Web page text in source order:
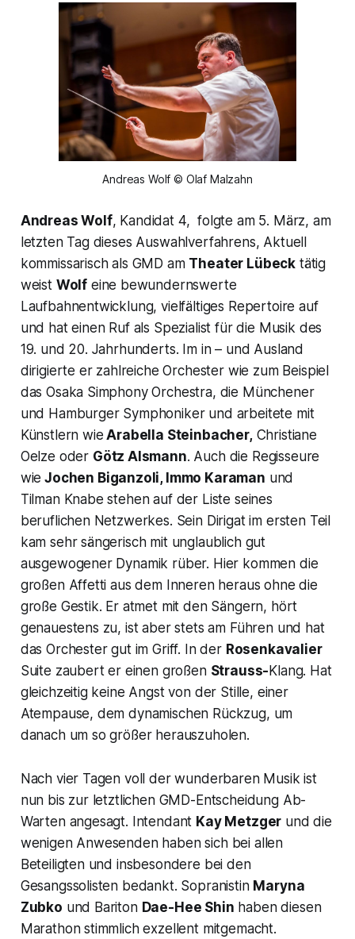
Andreas Wolf © Olaf Malzahn
Andreas Wolf, Kandidat 4, folgte am 5. März, am
letzten Tag dieses Auswahlverfahrens, Aktuell
kommissarisch als GMD am Theater Lübeck tätig
weist Wolf eine bewundernswerte
Laufbahnentwicklung, vielfältiges Repertoire auf
und hat einen Ruf als Spezialist für die Musik des
19. und 20. Jahrhunderts. Im in – und Ausland
dirigierte er zahlreiche Orchester wie zum Beispiel
das Osaka Simphony Orchestra, die Münchener
und Hamburger Symphoniker und arbeitete mit
Künstlern wie Arabella Steinbacher,Christiane
Oelze oder Götz Alsmann. Auch die Regisseure
wie Jochen Biganzoli, Immo Karaman und
Tilman Knabe stehen auf der Liste seines
beruflichen Netzwerkes. Sein Dirigat im ersten Teil
kam sehr sängerisch mit unglaublich gut
ausgewogener Dynamik rüber. Hier kommen die
großen Affetti aus dem Inneren heraus ohne die
große Gestik. Er atmet mit den Sängern, hört
genauestens zu, ist aber stets am Führen und hat
das Orchester gut im Griff. In der Rosenkavalier
Suite zaubert er einen großen Strauss-Klang. Hat
gleichzeitig keine Angst von der Stille, einer
Atempause, dem dynamischen Rückzug, um
danach um so größer herauszuholen.
Nach vier Tagen voll der wunderbaren Musik ist
nun bis zur letztlichen GMD-Entscheidung Ab-
Warten angesagt. Intendant Kay Metzger und die
wenigen Anwesenden haben sich bei allen
Beteiligten und insbesondere bei den
Gesangssolisten bedankt. Sopranistin Maryna
Zubko und Bariton Dae-Hee Shin haben diesen
Marathon stimmlich exzellent mitgemacht.